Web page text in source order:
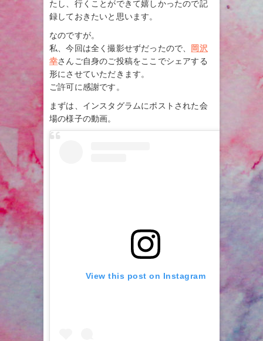
たし、行くことができて嬉しかったので記
録しておきたいと思います。
なのですが。
私、今回は全く撮影せずだったので、 岡沢
幸さんご自身のご投稿をここでシェアする
形にさせていただきます。
ご許可に感謝です。
まずは、インスタグラムにポストされた会
場の様子の動画。
View this post on Instagram